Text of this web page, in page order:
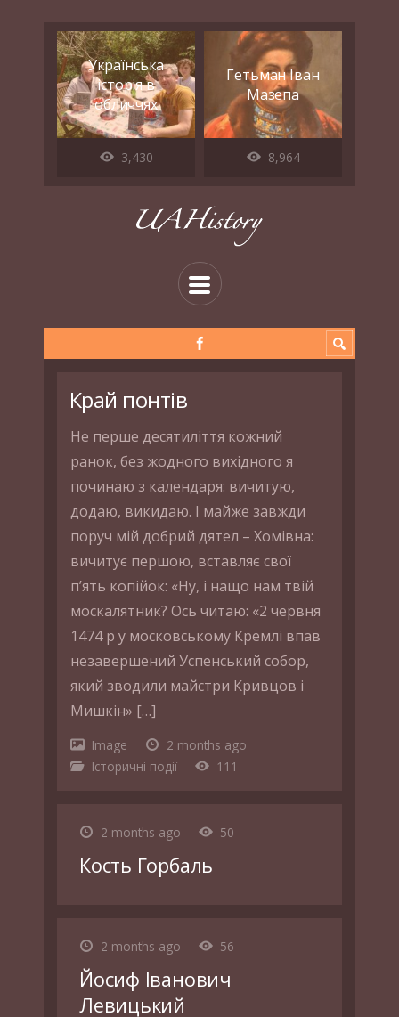
Українська
історія в
обличчях
3,430
Гетьман Іван
Мазепа
8,964
Край понтів
Не перше десятиліття кожний
ранок, без жодного вихідного я
починаю з календаря: вичитую,
додаю, викидаю. І майже завжди
поруч мій добрий дятел – Хомівна:
вичитує першою, вставляє свої
п’ять копійок: «Ну, і нащо нам твій
москалятник? Ось читаю: «2 червня
1474 р у московському Кремлі впав
незавершений Успенський собор,
який зводили майстри Кривцов і
Мишкін» […]
Image
2 months ago
Історичні події
111
2 months ago 50
Кость Горбаль
2 months ago 56
Йосиф Іванович
Левицький